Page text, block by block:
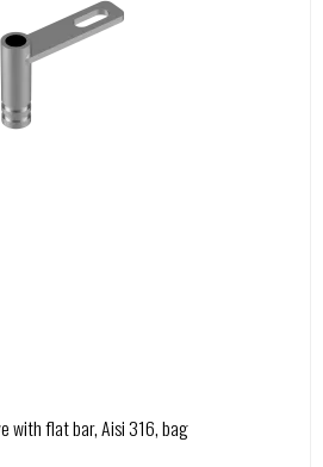
with flat bar, Aisi 316, bag